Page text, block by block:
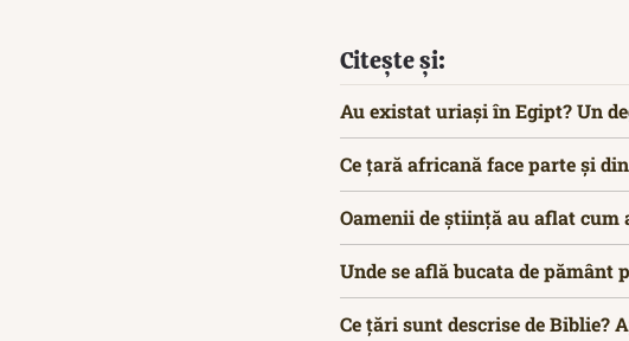
Citește și:
Au existat uriași în Egipt? Un
Ce țară africană face parte și
Oamenii de știință au aflat
Unde se află bucata de pământ
Ce țări sunt descrise de Biblie?